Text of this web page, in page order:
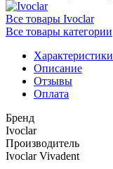
Все товары Ivoclar
Все товары категории
Характеристики
Описание
Отзывы
Оплата
Бренд
Ivoclar
Производитель
Ivoclar Vivadent